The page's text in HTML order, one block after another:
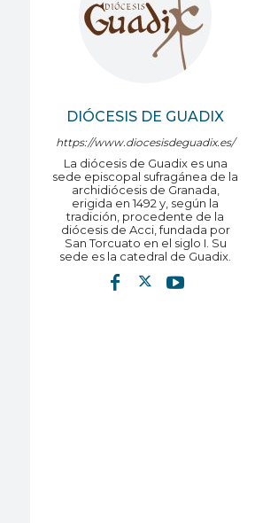
DIÓCESIS DE GUADIX
https://www.diocesisdeguadix.es/
La diócesis de Guadix es una
sede episcopal sufragánea de la
archidiócesis de Granada,
erigida en 1492 y, según la
tradición, procedente de la
diócesis de Acci, fundada por
San Torcuato en el siglo I. Su
sede es la catedral de Guadix.